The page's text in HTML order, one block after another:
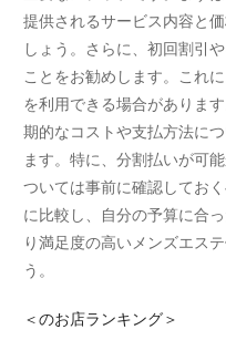
提供されるサービス内容と
しょう。さらに、初回割引
ことをお勧めします。これ
を利用できる場合がありま
期的なコストや支払方法に
ます。特に、分割払いが可
ついては事前に確認してお
に比較し、自分の予算に合
り満足度の高いメンズエス
う。
＜のお店ランキング＞